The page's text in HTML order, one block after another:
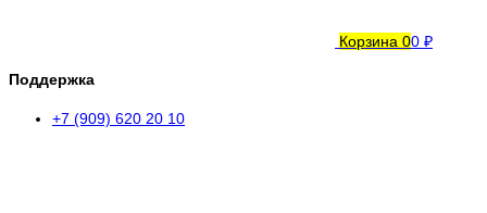
Корзина 00 ₽
Поддержка
+7 (909) 620 20 10